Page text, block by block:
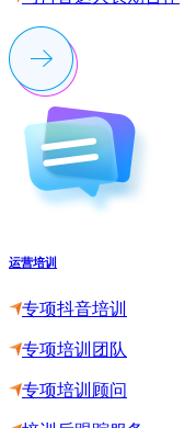
运营培训
专项抖音培训
专项培训团队
专项培训顾问